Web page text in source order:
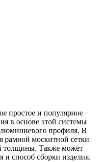
простое и популярное
в основе этой системы
профиля. В
рамной москитной сетки
толщины. Также может
и способ сборки изделия.